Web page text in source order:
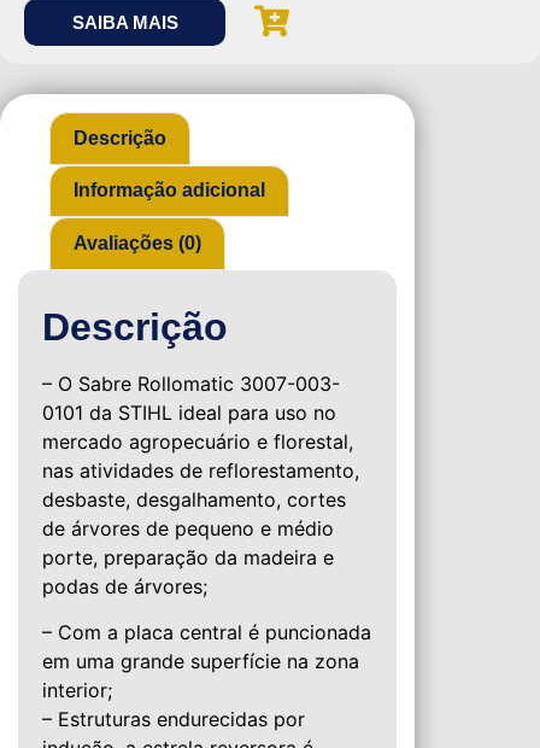
SAIBA MAIS
Descrição
Informação adicional
Avaliações (0)
Descrição
– O Sabre Rollomatic 3007-003-
0101 da STIHL ideal para uso no
mercado agropecuário e florestal,
nas atividades de reflorestamento,
desbaste, desgalhamento, cortes
de árvores de pequeno e médio
porte, preparação da madeira e
podas de árvores;
– Com a placa central é puncionada
em uma grande superfície na zona
interior;
– Estruturas endurecidas por